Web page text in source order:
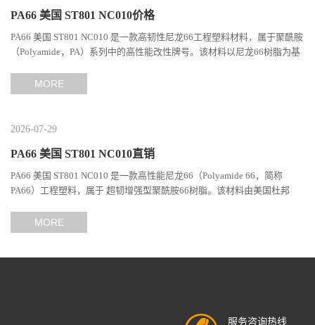
PA66 美国 ST801 NC010价格
PA66 美国 ST801 NC010 是一款高韧性尼龙66工程塑料材料，属于聚酰胺
（Polyamide，PA）系列中的高性能改性牌号。该材料以尼龙66树脂为基
MORE
2026-07-29
PA66 美国 ST801 NC010直销
PA66 美国 ST801 NC010 是一款高性能尼龙66（Polyamide 66，简称
PA66）工程塑料，属于 超韧增强型聚酰胺66树脂。该材料由美国杜邦
MORE
服务咨询热线